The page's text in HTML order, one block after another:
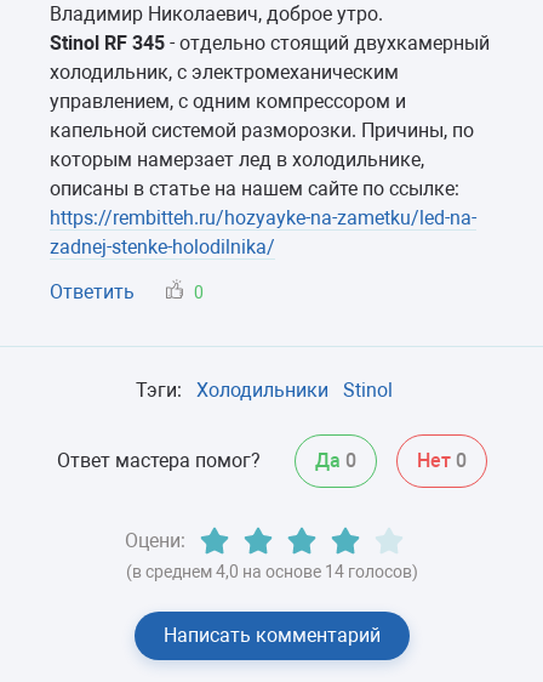
Владимир Николаевич, доброе утро.
Stinol RF 345 - отдельно стоящий двухкамерный
холодильник, с электромеханическим
управлением, с одним компрессором и
капельной системой разморозки. Причины, по
которым намерзает лед в холодильнике,
описаны в статье на нашем сайте по ссылке:
https://rembitteh.ru/hozyayke-na-zametku/led-na-
zadnej-stenke-holodilnika/
Ответить
0
Тэги: Холодильники Stinol
Ответ мастера помог? Да 0 Нет 0
Оцени:
(в среднем 4,0 на основе 14 голосов)
Написать комментарий